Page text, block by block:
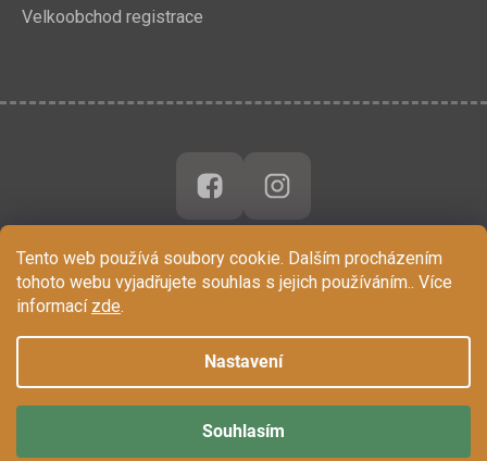
Tento web používá soubory cookie. Dalším procházením
tohoto webu vyjadřujete souhlas s jejich používáním.. Více
informací zde.
Nastavení
Souhlasím
Velkoobchod registrace
Vytvořil Shoptet